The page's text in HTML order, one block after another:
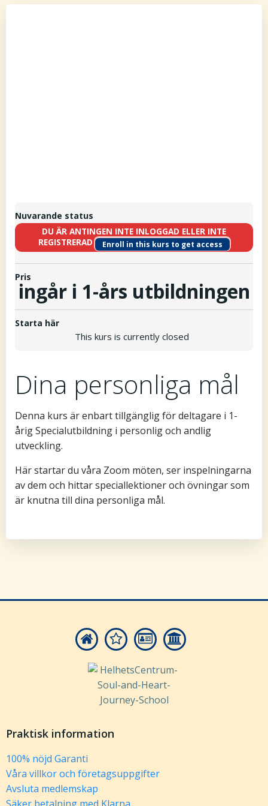
Nuvarande status
DU ÄR ANTINGEN INTE INLOGGAD ELLER INTE
REGISTRERAD
Enroll in this kurs to get access
Pris
ingår i 1-års utbildningen
Starta här
This kurs is currently closed
Dina personliga mål
Denna kurs är enbart tillgänglig för deltagare i 1-
årig Specialutbildning i personlig och andlig
utveckling.
Här startar du våra Zoom möten, ser inspelningarna
av dem och hittar speciallektioner och övningar som
är knutna till dina personliga mål.
Praktisk information
100% nöjd Garanti
Våra villkor och företagsuppgifter
Avsluta medlemskap
Säker betalning med Klarna